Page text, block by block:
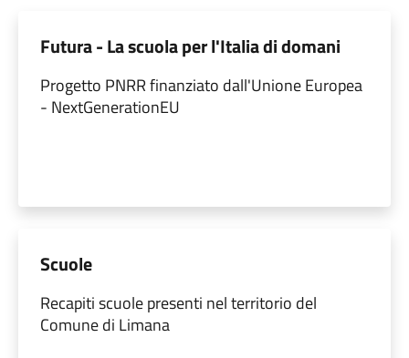
Futura - La scuola per l'Italia di domani
Progetto PNRR finanziato dall'Unione Europea
- NextGenerationEU
Scuole
Recapiti scuole presenti nel territorio del
Comune di Limana